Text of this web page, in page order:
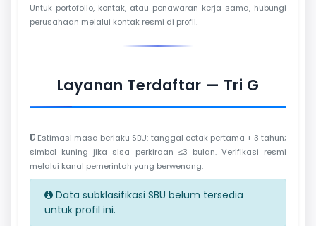
Untuk portofolio, kontak, atau penawaran kerja sama, hubungi
perusahaan melalui kontak resmi di profil.
Layanan Terdaftar — Tri G
Estimasi masa berlaku SBU: tanggal cetak pertama + 3 tahun;
simbol kuning jika sisa perkiraan ≤3 bulan. Verifikasi resmi
melalui kanal pemerintah yang berwenang.
Data subklasifikasi SBU belum tersedia
untuk profil ini.